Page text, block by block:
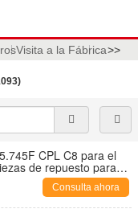
Visita a la Fábrica>>
CPL C8 para el
de repuesto para
Consulta ahora